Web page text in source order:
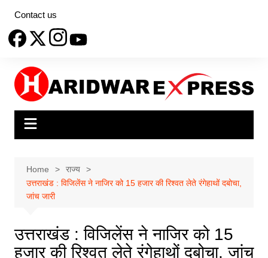
content
Contact us
Home
राज्य
उत्तराखंड : विजिलेंस ने नाजिर को 15 हजार की रिश्वत लेते रंगेहाथों दबोचा,
जांच जारी
उत्तराखंड : विजिलेंस ने नाजिर को 15
हजार की रिश्वत लेते रंगेहाथों दबोचा, जांच